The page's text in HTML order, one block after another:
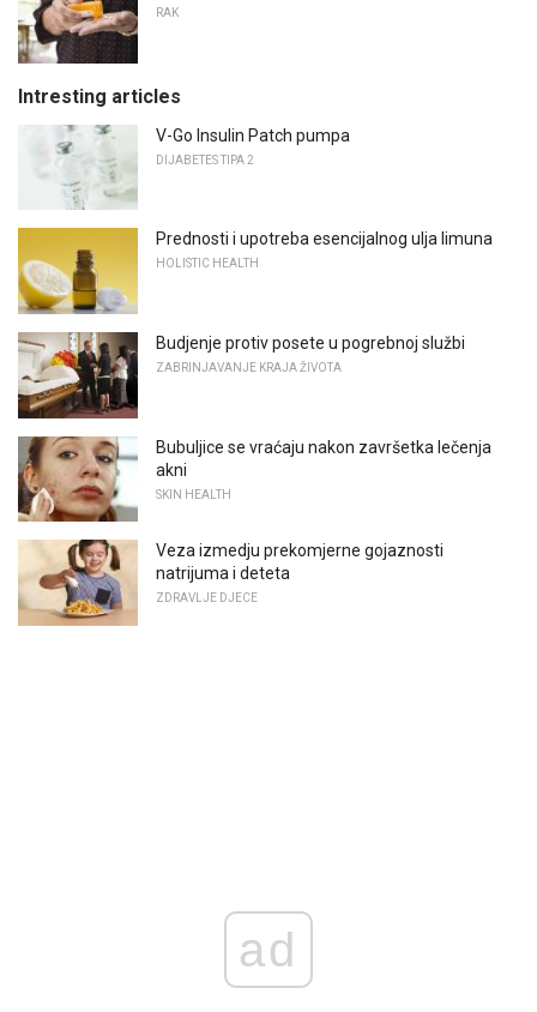
RAK
Intresting articles
V-Go Insulin Patch pumpa
DIJABETES TIPA 2
Prednosti i upotreba esencijalnog ulja limuna
HOLISTIC HEALTH
Budjenje protiv posete u pogrebnoj službi
ZABRINJAVANJE KRAJA ŽIVOTA
Bubuljice se vraćaju nakon završetka lečenja
akni
SKIN HEALTH
Veza izmedju prekomjerne gojaznosti
natrijuma i deteta
ZDRAVLJE DJECE
ad